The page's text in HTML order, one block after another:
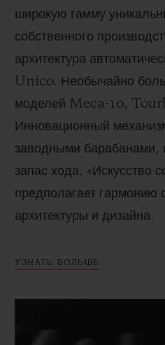
широкую гамму
собственного
архитектура
Unico. Необычайно
моделей Meca-10,
Инновационный
заводными
запас хода. «Искусство
предполагает гармонию
архитектуры и дизайна.
УЗНАТЬ БОЛЬШЕ